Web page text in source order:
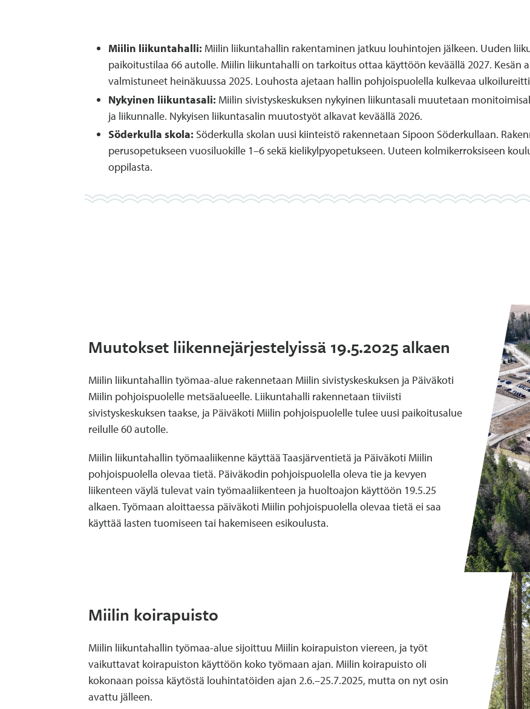
Miilin liikuntahalli: Miilin liikuntahallin rakentaminen jatkuu louhintojen jälkeen. Uuden
paikoitustilaa 66 autolle. Miilin liikuntahalli on tarkoitus ottaa käyttöön keväällä 2027.
valmistuneet heinäkuussa 2025. Louhosta ajetaan hallin pohjoispuolella kulkevaa
Nykyinen liikuntasali: Miilin sivistyskeskuksen nykyinen liikuntasali muutetaan
ja liikunnalle. Nykyisen liikuntasalin muutostyöt alkavat keväällä 2026.
Söderkulla skola: Söderkulla skolan uusi kiinteistö rakennetaan Sipoon Söderkullaan.
perusopetukseen vuosiluokille 1–6 sekä kielikylpyopetukseen. Uuteen kolmikerroksiseen
oppilasta.
Muutokset liikennejärjestelyissä 19.5.2025 alkaen
Miilin liikuntahallin työmaa-alue rakennetaan Miilin sivistyskeskuksen ja Päiväkoti
Miilin pohjoispuolelle metsäalueelle. Liikuntahalli rakennetaan tiiviisti
sivistyskeskuksen taakse, ja Päiväkoti Miilin pohjoispuolelle tulee uusi paikoitusalue
reilulle 60 autolle.
Miilin liikuntahallin työmaaliikenne käyttää Taasjärventietä ja Päiväkoti Miilin
pohjoispuolella olevaa tietä. Päiväkodin pohjoispuolella oleva tie ja kevyen
liikenteen väylä tulevat vain työmaaliikenteen ja huoltoajon käyttöön 19.5.25
alkaen. Työmaan aloittaessa päiväkoti Miilin pohjoispuolella olevaa tietä ei saa
käyttää lasten tuomiseen tai hakemiseen esikoulusta.
Miilin koirapuisto
Miilin liikuntahallin työmaa-alue sijoittuu Miilin koirapuiston viereen, ja työt
vaikuttavat koirapuiston käyttöön koko työmaan ajan. Miilin koirapuisto oli
kokonaan poissa käytöstä louhintatöiden ajan 2.6.–25.7.2025, mutta on nyt osin
avattu jälleen.